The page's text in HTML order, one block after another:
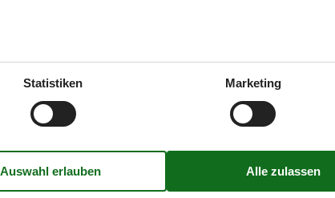
2
Die nächste Stadt
5 km
Entf. zum Wasser/Baden
3 km
Statistiken Marketing